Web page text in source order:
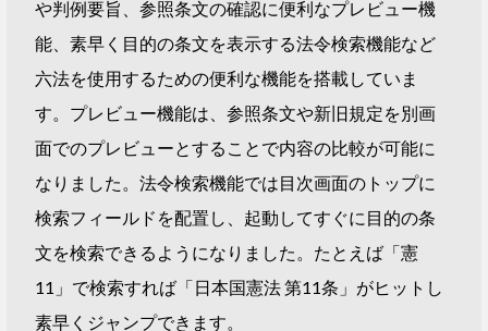
や判例要旨、参照条文の確認に便利なプレビュー機
能、素早く目的の条文を表示する法令検索機能など
六法を使用するための便利な機能を搭載していま
す。プレビュー機能は、参照条文や新旧規定を別画
面でのプレビューとすることで内容の比較が可能に
なりました。法令検索機能では目次画面のトップに
検索フィールドを配置し、起動してすぐに目的の条
文を検索できるようになりました。たとえば「憲
11」で検索すれば「日本国憲法 第11条」がヒットし
素早くジャンプできます。